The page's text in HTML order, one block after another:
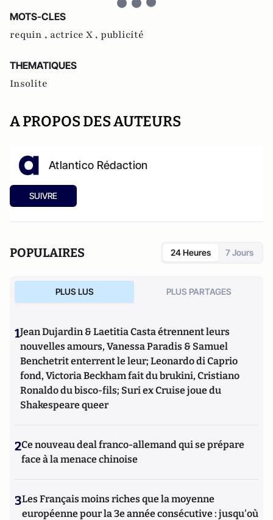
MOTS-CLES
requin , actrice X , publicité
THEMATIQUES
Insolite
A PROPOS DES AUTEURS
Atlantico Rédaction
SUIVRE
POPULAIRES 24 Heures 7 Jours
PLUS LUS PLUS PARTAGES
1Jean Dujardin & Laetitia Casta étrennent leurs
nouvelles amours, Vanessa Paradis & Samuel
Benchetrit enterrent le leur; Leonardo di Caprio
fond, Victoria Beckham fait du brukini, Cristiano
Ronaldo du bisco-fils; Suri ex Cruise joue du
Shakespeare queer
2Ce nouveau deal franco-allemand qui se prépare
face à la menace chinoise
3Les Français moins riches que la moyenne
européenne pour la 3e année consécutive : jusqu'où